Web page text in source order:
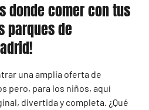
donde comer con tus
parques de
una amplia oferta de
pero, para los niños, aquí
divertida y completa. ¿Qué